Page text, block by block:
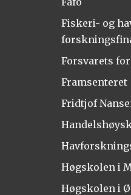
Fiskeri- og
Forsvarets
Framsenteret
Fridtjof
Høgskolen i
Høgskolen i